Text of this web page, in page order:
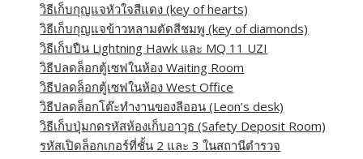
วิธีเก็บกุญแจหัวใจสีแดง (key of hearts)
วิธีเก็บกุญแจข้าวหลามตัดสีชมพู (key of diamonds)
วิธีเก็บปืน Lightning Hawk และ MQ 11 UZI
วิธีปลดล็อกตู้เซฟในห้อง Waiting Room
วิธีปลดล็อกตู้เซฟในห้อง West Office
วิธีปลดล็อกโต๊ะทำงานของลีออน (Leon’s desk)
วิธีเก็บปุ่มกดรหัสห้องเก็บอาวุธ (Safety Deposit Room)
รหัสเปิดล็อกเกอร์ที่ชั้น 2 และ 3 ในสถานีตำรวจ